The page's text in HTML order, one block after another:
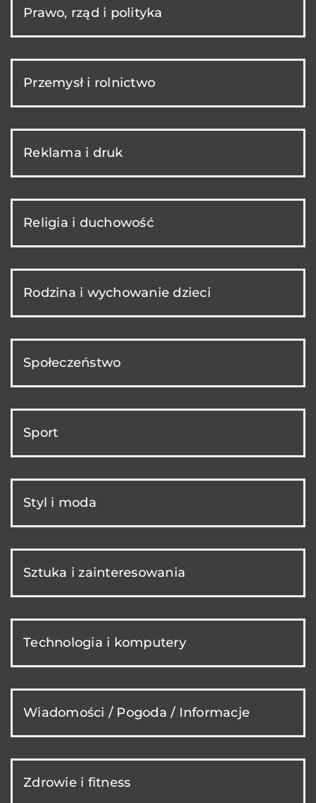
Prawo, rząd i polityka
Przemysł i rolnictwo
Reklama i druk
Religia i duchowość
Rodzina i wychowanie dzieci
Społeczeństwo
Sport
Styl i moda
Sztuka i zainteresowania
Technologia i komputery
Wiadomości / Pogoda / Informacje
Zdrowie i fitness